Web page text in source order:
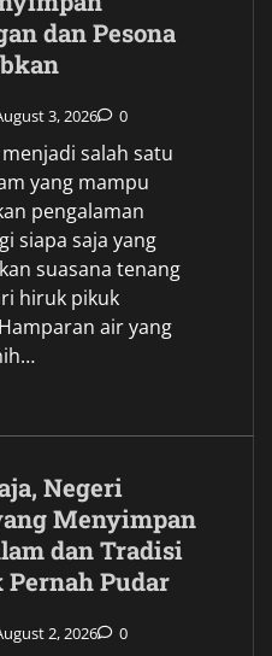
dan Pesona
3, 2026 0
salah satu
yang mampu
pengalaman
siapa saja yang
suasana tenang
hiruk pikuk
air yang
Negeri
Menyimpan
dan Tradisi
Pernah Pudar
2, 2026 0